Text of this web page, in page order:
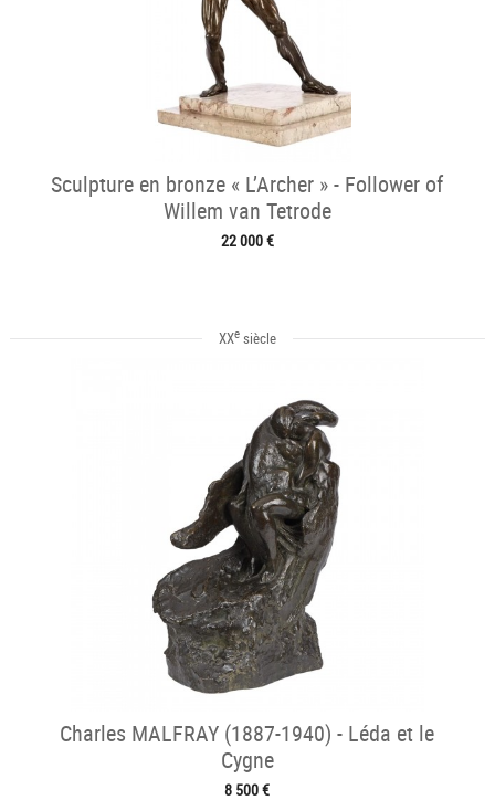
Sculpture en bronze « L’Archer » - Follower of
Willem van Tetrode
22 000 €
XXesiècle
Charles MALFRAY (1887-1940) - Léda et le
Cygne
8 500 €